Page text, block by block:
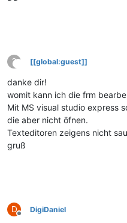
?
This user is from outside of this
[[global:guest]]
danke dir!
womit kann ich die frm
Mit MS visual studio express
die aber nicht öfnen.
Texteditoren zeigens nicht
gruß
D
Offline
DigiDaniel